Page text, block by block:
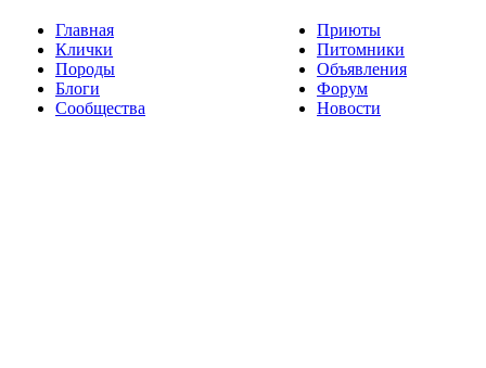
Главная
Клички
Породы
Блоги
Сообщества
Приюты
Питомники
Объявления
Форум
Новости